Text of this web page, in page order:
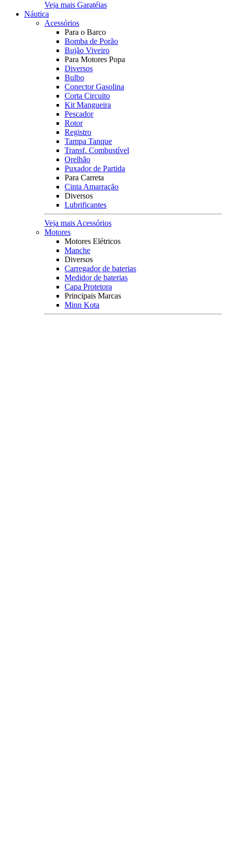
Veja mais Garatéias
Náutica
Acessórios
Para o Barco
Bomba de Porão
Bujão Viveiro
Para Motores Popa
Diversos
Bulbo
Conector Gasolina
Corta Circuito
Kit Mangueira
Pescador
Rotor
Registro
Tampa Tanque
Transf. Combustível
Orelhão
Puxador de Partida
Para Carreta
Cinta Amarração
Diversos
Lubrificantes
Veja mais Acessórios
Motores
Motores Elétricos
Manche
Diversos
Carregador de baterias
Medidor de baterias
Capa Protetora
Principais Marcas
Minn Kota